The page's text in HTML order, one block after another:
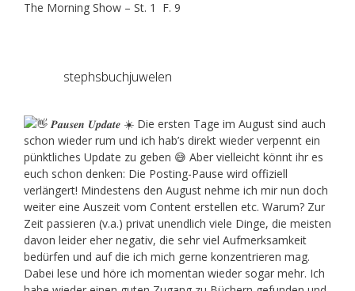
The Morning Show – St. 1 F. 9
stephsbuchjuwelen